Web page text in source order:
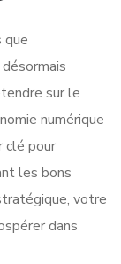
que
sur le
numérique
clé pour
les bons
votre
dans